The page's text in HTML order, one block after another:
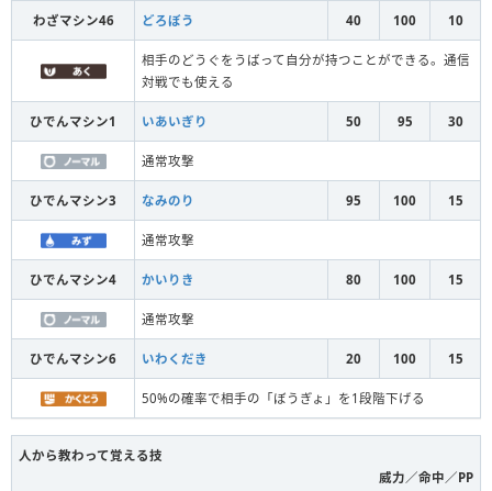
わざマシン46 どろぼう 40 100 10
相手のどうぐをうばって自分が持つことができる。通信
対戦でも使える
ひでんマシン1 いあいぎり 50 95 30
通常攻撃
ひでんマシン3 なみのり 95 100 15
通常攻撃
ひでんマシン4 かいりき 80 100 15
通常攻撃
ひでんマシン6 いわくだき 20 100 15
50%の確率で相手の「ぼうぎょ」を1段階下げる
人から教わって覚える技
威力／命中／PP